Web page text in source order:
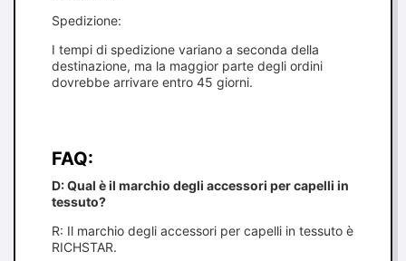
Spedizione:
I tempi di spedizione variano a seconda della
destinazione, ma la maggior parte degli ordini
dovrebbe arrivare entro 45 giorni.
FAQ:
D: Qual è il marchio degli accessori per capelli in
tessuto?
R: Il marchio degli accessori per capelli in tessuto è
RICHSTAR.